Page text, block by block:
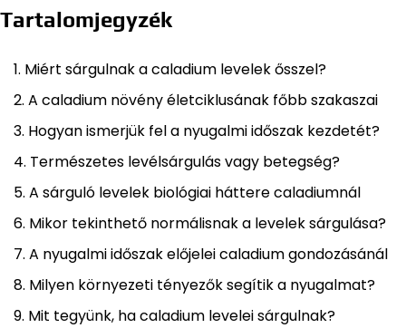
Tartalomjegyzék
Miért sárgulnak a caladium levelek ősszel?
A caladium növény életciklusának főbb szakaszai
Hogyan ismerjük fel a nyugalmi időszak kezdetét?
Természetes levélsárgulás vagy betegség?
A sárguló levelek biológiai háttere caladiumnál
Mikor tekinthető normálisnak a levelek sárgulása?
A nyugalmi időszak előjelei caladium gondozásánál
Milyen környezeti tényezők segítik a nyugalmat?
Mit tegyünk, ha caladium levelei sárgulnak?